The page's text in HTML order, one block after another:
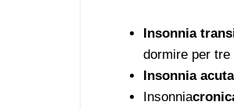
Insonnia
dormire per
Insonnia
Insonnia